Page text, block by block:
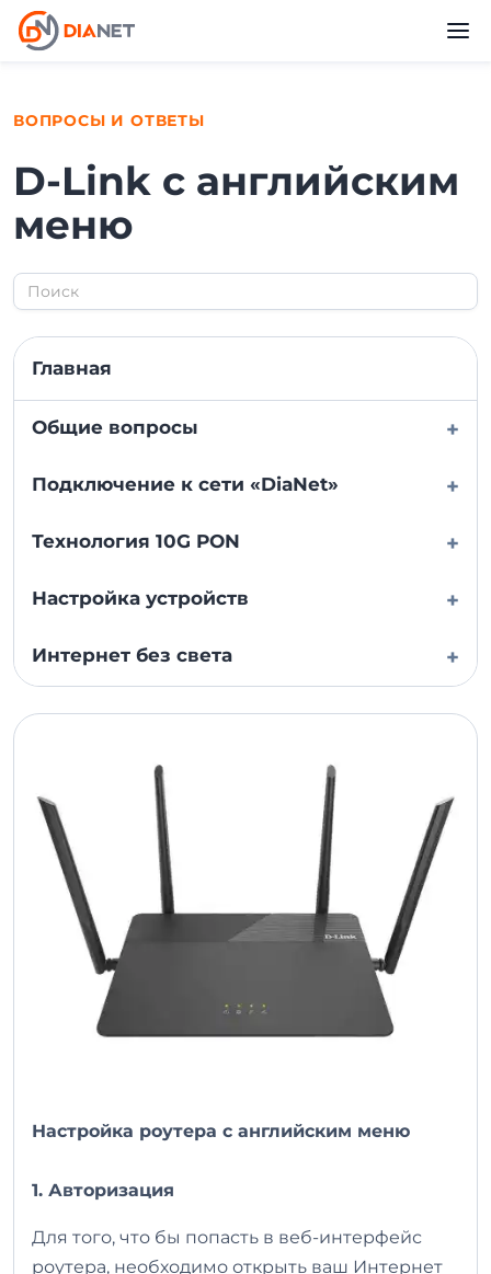
ВОПРОСЫ И ОТВЕТЫ
D-Link с английским
меню
Главная
Общие вопросы +
Подключение к сети «DiaNet» +
Технология 10G PON +
Настройка устройств +
Интернет без света +
Настройка роутера с английским меню
1. Авторизация
Для того, что бы попасть в веб-интерфейс
роутера, необходимо открыть ваш Интернет